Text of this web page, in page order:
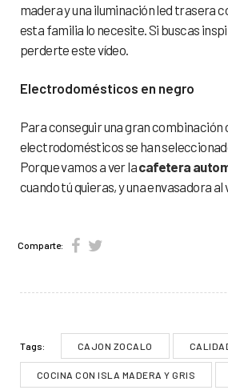
madera y una iluminación led trasera
esta familia lo necesite. Si buscas
perderte este vídeo.
Electrodomésticos en negro
Para conseguir una gran combinación
electrodomésticos se han
Porque vamos a ver lacafetera
cuando tú quieras, y una envasadora al
Comparte:
Tags: CAJON ZOCALO
COCINA CON ISLA MADERA Y GRIS